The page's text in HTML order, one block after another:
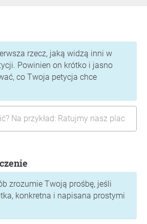
rzecz, jaką widzą inni w
Powinien on krótko i jasno
co Twoja petycja chce
zrozumie Twoją prośbę, jeśli
konkretna i napisana prostymi